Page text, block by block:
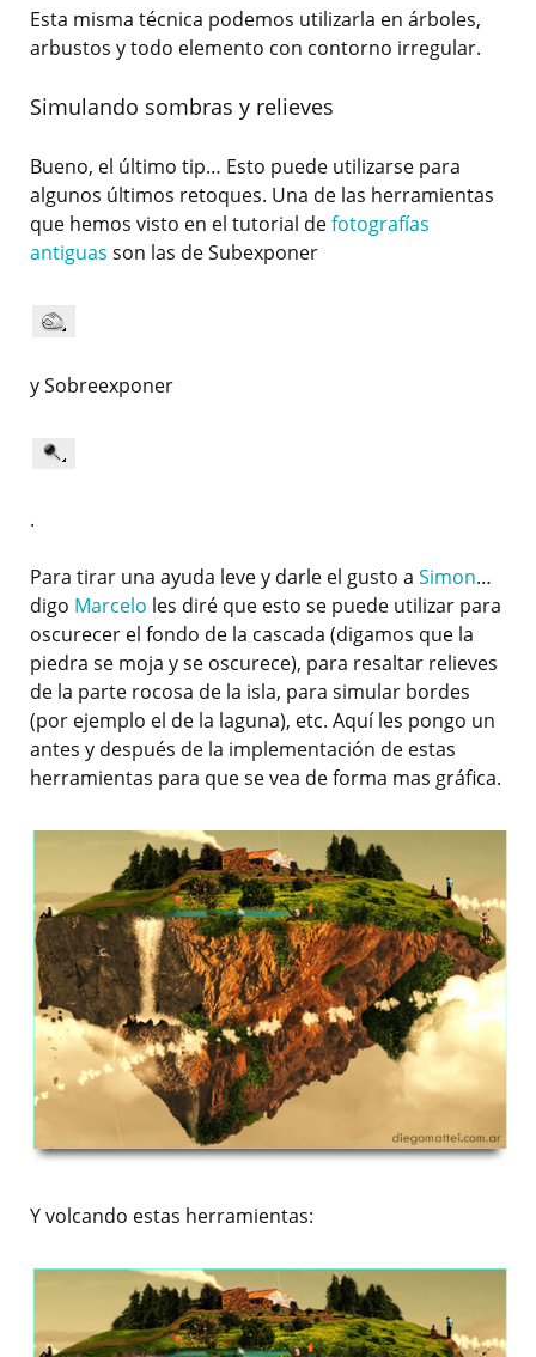
Esta misma técnica podemos utilizarla en árboles,
arbustos y todo elemento con contorno irregular.
Simulando sombras y relieves
Bueno, el último tip… Esto puede utilizarse para
algunos últimos retoques. Una de las herramientas
que hemos visto en el tutorial defotografías
antiguas son las de Subexponer
y Sobreexponer
.
Para tirar una ayuda leve y darle el gusto a Simon…
digo Marcelo les diré que esto se puede utilizar para
oscurecer el fondo de la cascada (digamos que la
piedra se moja y se oscurece), para resaltar relieves
de la parte rocosa de la isla, para simular bordes
(por ejemplo el de la laguna), etc. Aquí les pongo un
antes y después de la implementación de estas
herramientas para que se vea de forma mas gráfica.
Y volcando estas herramientas: